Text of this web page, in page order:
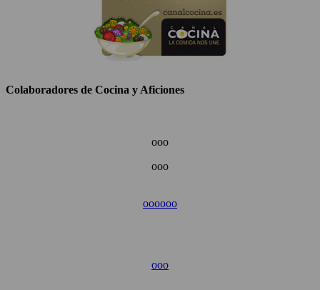
Colaboradores de Cocina y Aficiones
ooo
ooo
oooooo
ooo